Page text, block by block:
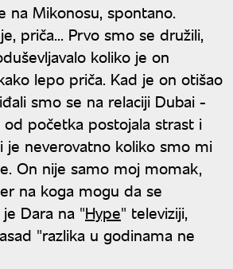
na Mikonosu, spontano.
priča... Prvo smo se družili,
koliko je on
lepo priča. Kad je on otišao
smo se na relaciji Dubai -
od početka postojala strast i
je neverovatno koliko smo mi
On nije samo moj momak,
na koga mogu da se
Dara na "Hype" televiziji,
"razlika u godinama ne